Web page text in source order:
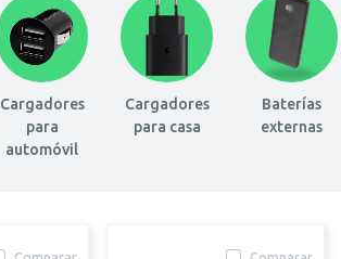
Cargadores
para
automóvil
Cargadores
para casa
Baterías
externas